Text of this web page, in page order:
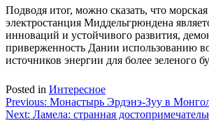
Подводя итог, можно сказать, что морская
электростанция Миддельгрюндена
инноваций и устойчивого развития,
приверженность Дании использованию
источников энергии для более зеленого
Posted in Интересное
Навигация
Previous: Монастырь Эрдэнэ-Зуу в
Next: Ламела: странная